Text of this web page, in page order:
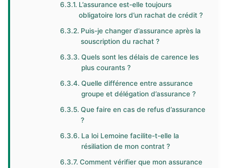
L’assurance est-elle toujours
obligatoire lors d’un rachat de crédit ?
Puis-je changer d’assurance après la
souscription du rachat ?
Quels sont les délais de carence les
plus courants ?
Quelle différence entre assurance
groupe et délégation d’assurance ?
Que faire en cas de refus d’assurance
?
La loi Lemoine facilite-t-elle la
résiliation de mon contrat ?
Comment vérifier que mon assurance